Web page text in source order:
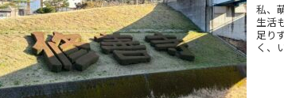
私、
生活
足り
く、